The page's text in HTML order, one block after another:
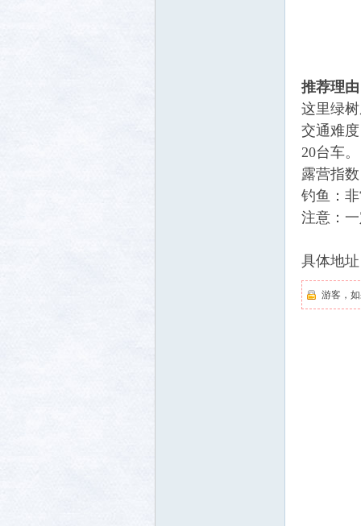
推荐理
这里绿
交通难
20台车。
露营指
钓鱼：
注意：
具体地
游客，